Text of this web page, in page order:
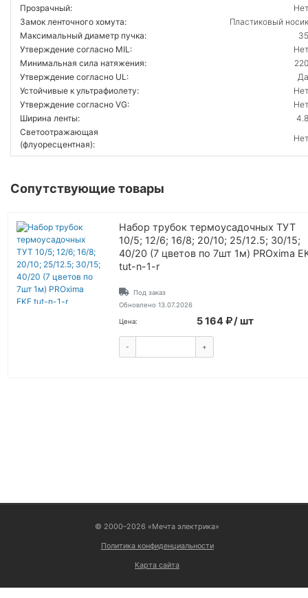
Прозрачный:
Нет
Замок ленточного хомута:
Пластиковый носик
Максимальный диаметр пучка:
35
Утверждение согласно MIL:
Нет
Минимальная сила натяжения:
220
Утверждение согласно UL:
Да
Устойчивые к ультрафиолету:
Нет
Утверждение согласно VG:
Нет
Ширина ленты:
4.8
Светоотражающая
(флуоресцентная):
Нет
Сопутствующие товары
Набор трубок термоусадочных ТУТ
10/5; 12/6; 16/8; 20/10; 25/12.5; 30/15;
40/20 (7 цветов по 7шт 1м) PROxima
tut-n-1-r
Под заказ
Обновлено 13.07.2026
Цена: 5 164 / шт
- +
© 2000–2026 «Мечта электрика»
Политика конфиденциальности
Карта сайта